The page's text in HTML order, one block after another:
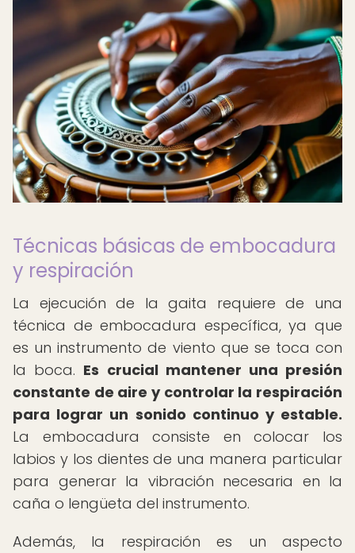
Técnicas básicas de embocadura
y respiración
La ejecución de la gaita requiere de una
técnica de embocadura específica, ya que
es un instrumento de viento que se toca con
la boca. Es crucial mantener una presión
constante de aire y controlar la respiración
para lograr un sonido continuo y estable.
La embocadura consiste en colocar los
labios y los dientes de una manera particular
para generar la vibración necesaria en la
caña o lengüeta del instrumento.
Además, la respiración es un aspecto